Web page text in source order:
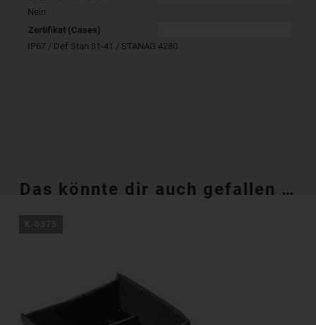
Nein
Zertifikat (Cases)
IP67 / Def Stan 81-41 / STANAG 4280
Das könnte dir auch gefallen …